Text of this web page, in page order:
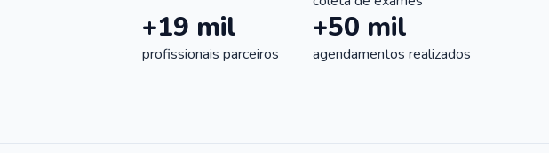
+19 mil
profissionais parceiros
+50 mil
agendamentos realizados